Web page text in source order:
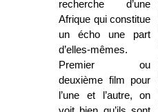
recherche d’une
Afrique qui constitue
un écho une part
d’elles-mêmes.
Premier ou
deuxième film pour
l’une et l’autre, on